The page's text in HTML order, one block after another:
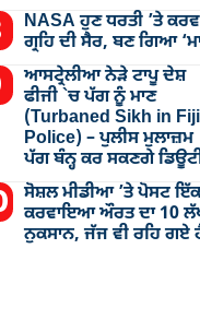
NASA ਹੁਣ ਧਰਤੀ ’ਤੇ
ਗ੍ਰਹਿ ਦੀ ਸੈਰ, ਬਣ ਗਿਆ
ਆਸਟ੍ਰੇਲੀਆ ਨੇੜੇ ਟਾਪੂ ਦੇਸ਼
ਫੀਜੀ `ਚ ਪੱਗ ਨੂੰ ਮਾਣ
(Turbaned Sikh in Fiji
Police) – ਪੁਲੀਸ ਮੁਲਾਜ਼ਮ
ਪੱਗ ਬੰਨ੍ਹ ਕਰ ਸਕਣਗੇ
ਸੋਸ਼ਲ ਮੀਡੀਆ ’ਤੇ ਪੋਸਟ
ਕਰਵਾਇਆ ਔਰਤ ਦਾ 10
ਨੁਕਸਾਨ, ਜੱਜ ਵੀ ਰਹਿ ਗਏ